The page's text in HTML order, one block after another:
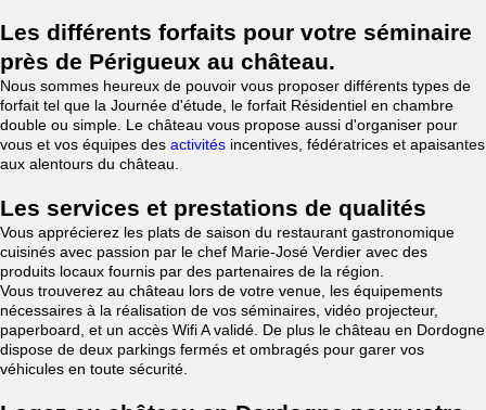
Les différents forfaits pour votre séminaire
près de Périgueux au château.
Nous sommes heureux de pouvoir vous proposer différents types de
forfait tel que la Journée d'étude, le forfait Résidentiel en chambre
double ou simple. Le château vous propose aussi d'organiser pour
vous et vos équipes des activités incentives, fédératrices et apaisantes
aux alentours du château.
Les services et prestations de qualités
Vous apprécierez les plats de saison du restaurant gastronomique
cuisinés avec passion par le chef Marie-José Verdier avec des
produits locaux fournis par des partenaires de la région.
Vous trouverez au château lors de votre venue, les équipements
nécessaires à la réalisation de vos séminaires, vidéo projecteur,
paperboard, et un accès Wifi A validé. De plus le château en Dordogne
dispose de deux parkings fermés et ombragés pour garer vos
véhicules en toute sécurité.